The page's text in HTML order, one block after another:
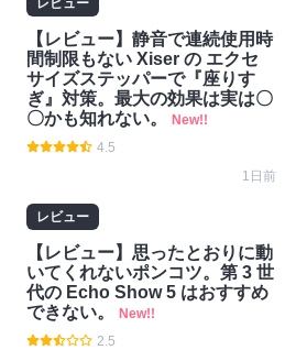
【レビュー】静音で連続使用時
間制限もない Xiser の エクセ
サイズステッパーで『座りす
ぎ』対策。最大の効果は実は〇
〇かも知れない。
New!!
4.5
1日前
レビュー
【レビュー】思ったとおりに動
いてくれないポンコツ。第 3 世
代の Echo Show 5 はおすすめ
できない。
New!!
2.5